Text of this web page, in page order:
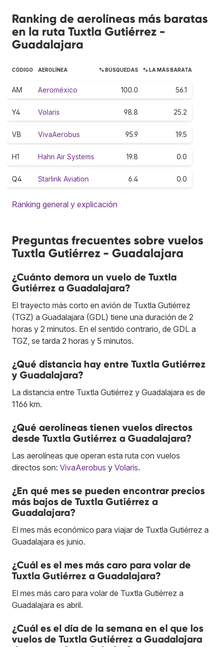
Ranking de aerolíneas más baratas
en la ruta Tuxtla Gutiérrez -
Guadalajara
CÓDIGO AEROLÍNEA % BÚSQUEDAS % LA MÁS BARATA
AM Aeroméxico 100.0 56.1
Y4 Volaris 98.8 25.2
VB VivaAerobus 95.9 19.5
H1 Hahn Air Systems 19.8 0.0
Q4 Starlink Aviation 6.4 0.0
Ranking general y explicación
Preguntas frecuentes sobre vuelos
Tuxtla Gutiérrez - Guadalajara
¿Cuánto demora un vuelo de Tuxtla
Gutiérrez a Guadalajara?
El trayecto más corto en avión de Tuxtla Gutiérrez
(TGZ) a Guadalajara (GDL) tiene una duración de 2
horas y 2 minutos. En el sentido contrario, de GDL a
TGZ, se tarda 2 horas y 5 minutos.
¿Qué distancia hay entre Tuxtla Gutiérrez
y Guadalajara?
La distancia entre Tuxtla Gutiérrez y Guadalajara es de
1166 km.
¿Qué aerolíneas tienen vuelos directos
desde Tuxtla Gutiérrez a Guadalajara?
Las aerolíneas que operan esta ruta con vuelos
directos son: VivaAerobus y Volaris.
¿En qué mes se pueden encontrar precios
más bajos de Tuxtla Gutiérrez a
Guadalajara?
El mes más económico para viajar de Tuxtla Gutiérrez a
Guadalajara es junio.
¿Cuál es el mes más caro para volar de
Tuxtla Gutiérrez a Guadalajara?
El mes más caro para volar de Tuxtla Gutiérrez a
Guadalajara es abril.
¿Cuál es el día de la semana en el que los
vuelos de Tuxtla Gutiérrez a Guadalajara